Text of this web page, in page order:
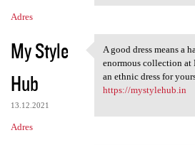
Adres
My Style
Hub
13.12.2021
Adres
A good dress
A good dress means a
enormous collection at
an ethnic dress for
https://mystylehub.in